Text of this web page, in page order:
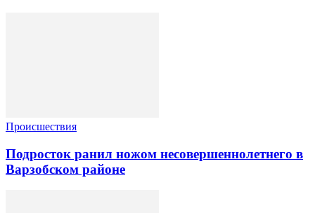
Происшествия
Подросток ранил ножом несовершеннолетнего в
Варзобском районе